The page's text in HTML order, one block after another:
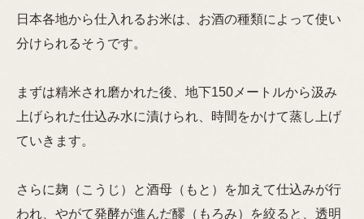
日本各地から仕入れるお米は、お酒の種類によって使い
分けられるそうです。
まずは精米され磨かれた後、地下150メートルから汲み
上げられた仕込み水に漬けられ、時間をかけて蒸し上げ
ていきます。
さらに麹（こうじ）と酒母（もと）を加えて仕込みが行
われ、やがて発酵が進んだ醪（もろみ）を絞ると、透明